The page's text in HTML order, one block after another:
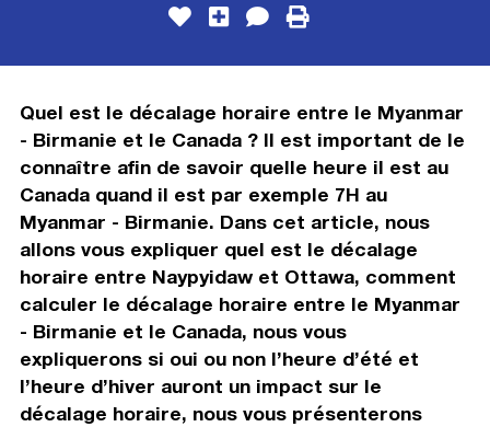
Quel est le décalage horaire entre le Myanmar
- Birmanie et le Canada ? Il est important de le
connaître afin de savoir quelle heure il est au
Canada quand il est par exemple 7H au
Myanmar - Birmanie. Dans cet article, nous
allons vous expliquer quel est le décalage
horaire entre Naypyidaw et Ottawa, comment
calculer le décalage horaire entre le Myanmar
- Birmanie et le Canada, nous vous
expliquerons si oui ou non l’heure d’été et
l’heure d’hiver auront un impact sur le
décalage horaire, nous vous présenterons